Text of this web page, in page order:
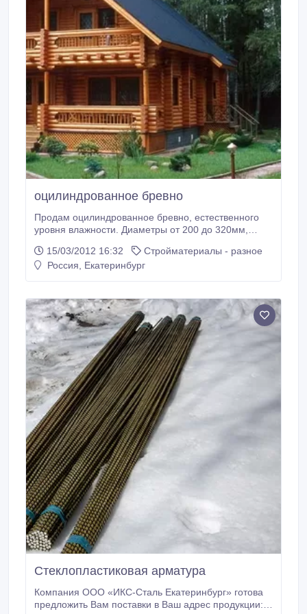
оцилиндрованное бревно
Продам оцилиндрованное бревно, естественного
уровня влажности. Диаметры от 200 до 320мм,
составами, комплектация срубов пиломатериалами.
Выборка монтажных чашек под проект. Цена от
СНГ.
15/03/2012 16:32
Стройматериалы - разное
Россия, Екатеринбург
Стеклопластиковая арматура
Компания ООО «ИКС-Сталь Екатеринбург» готова
предложить Вам поставки в Ваш адрес продукции: